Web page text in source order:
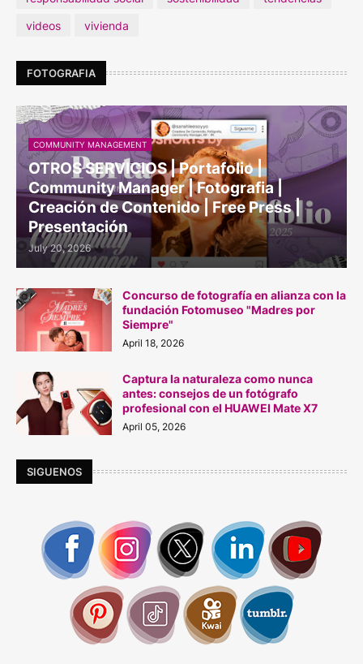
videos
vivienda
FOTOGRAFIA
COMMUNITY MANAGEMENT
OTROS SERVICIOS | Portafolio |
Community Manager | Fotografia |
Creación de Contenido | Free Press |
Presentación
July 20, 2026
Concurso de fotografía en alianza con la
fundación Fotomuseo "Madres por
Siempre"
April 18, 2026
Captura la naturaleza como nunca
antes: consejos de un fotógrafo
profesional con el HUAWEI Mate X7
April 05, 2026
SIGUENOS